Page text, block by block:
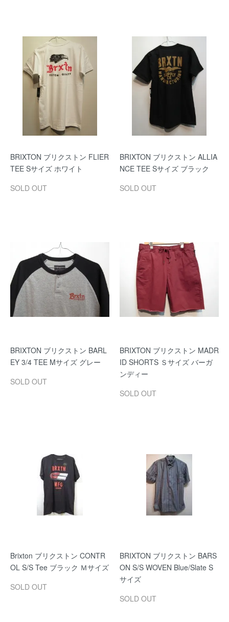
BRIXTON ブリクストン FLIER
TEE Sサイズ ホワイト
SOLD OUT
BRIXTON ブリクストン ALLIA
NCE TEE Sサイズ ブラック
SOLD OUT
BRIXTON ブリクストン BARL
EY 3/4 TEE Mサイズ グレー
SOLD OUT
BRIXTON ブリクストン MADR
ID SHORTS Ｓサイズ バーガ
ンディー
SOLD OUT
Brixton ブリクストン CONTR
OL S/S Tee ブラック Ｍサイズ
SOLD OUT
BRIXTON ブリクストン BARS
ON S/S WOVEN Blue/Slate S
サイズ
SOLD OUT